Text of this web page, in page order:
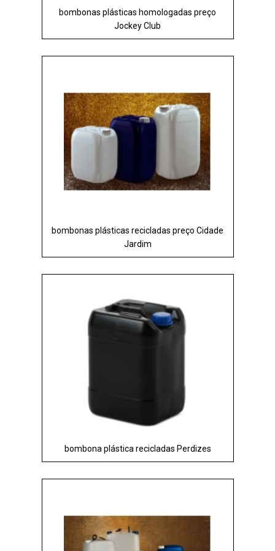
bombonas plásticas homologadas preço
Jockey Club
bombonas plásticas recicladas preço Cidade
Jardim
bombona plástica recicladas Perdizes